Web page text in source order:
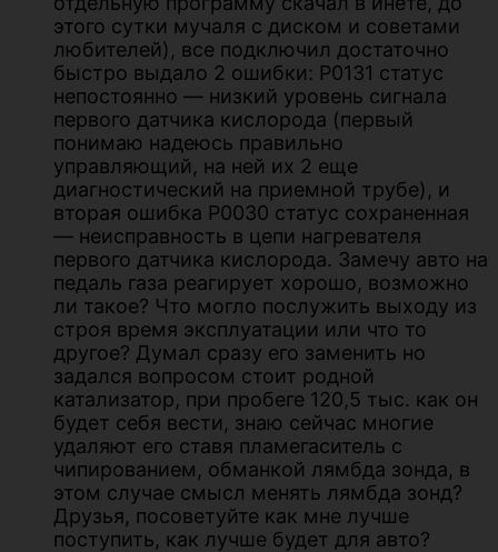
этого сутки мучаля с диском и советами
любителей), все подключил достаточно
быстро выдало 2 ошибки: Р0131 статус
непостоянно — низкий уровень сигнала
первого датчика кислорода (первый
понимаю надеюсь правильно
управляющий, на ней их 2 еще
диагностический на приемной трубе), и
вторая ошибка Р0030 статус сохраненная
— неисправность в цепи нагревателя
первого датчика кислорода. Замечу авто на
педаль газа реагирует хорошо, возможно
ли такое? Что могло послужить выходу из
строя время эксплуатации или что то
другое? Думал сразу его заменить но
задался вопросом стоит родной
катализатор, при пробеге 120,5 тыс. как он
будет себя вести, знаю сейчас многие
удаляют его ставя пламегаситель с
чипированием, обманкой лямбда зонда, в
этом случае смысл менять лямбда зонд?
Друзья, посоветуйте как мне лучше
поступить, как лучше будет для авто?